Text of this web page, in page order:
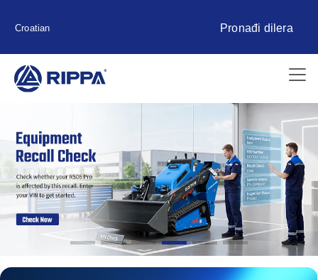
Croatian Pronađi dilera